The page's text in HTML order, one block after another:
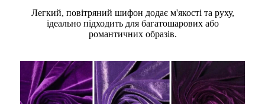
Легкий, повітряний шифон додає м'якості та руху,
ідеально підходить для багатошарових або
романтичних образів.